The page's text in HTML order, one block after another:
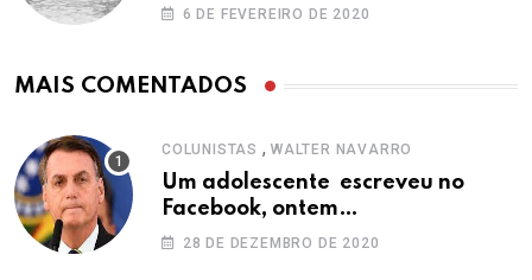
6 DE FEVEREIRO DE 2020
MAIS COMENTADOS
COLUNISTAS , WALTER NAVARRO
Um adolescente escreveu no
Facebook, ontem…
28 DE DEZEMBRO DE 2020